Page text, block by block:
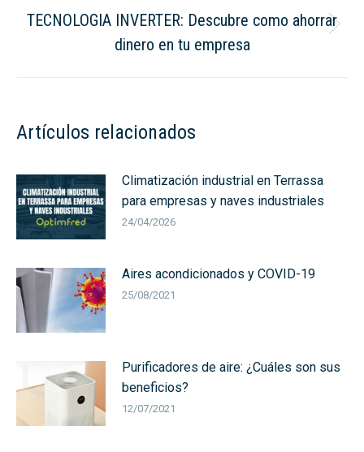
post:
TECNOLOGIA INVERTER: Descubre como ahorrar
dinero en tu empresa
Artículos relacionados
Climatización industrial en Terrassa
para empresas y naves industriales
24/04/2026
Aires acondicionados y COVID-19
25/08/2021
Purificadores de aire: ¿Cuáles son sus
beneficios?
12/07/2021